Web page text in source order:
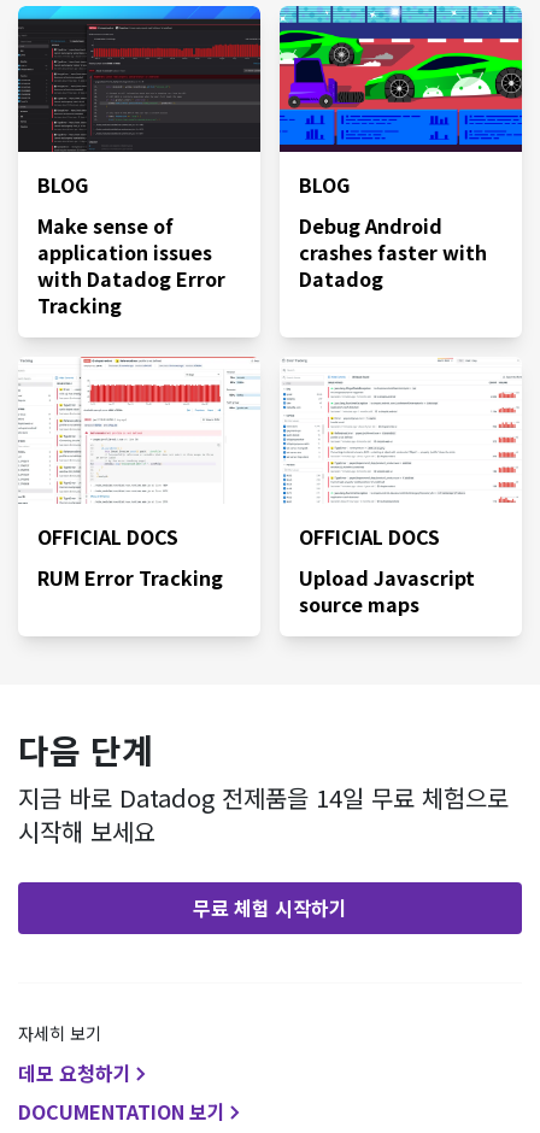
BLOG
Make sense of
application issues
with Datadog Error
Tracking
BLOG
Debug Android
crashes faster with
Datadog
OFFICIAL DOCS
RUM Error Tracking
OFFICIAL DOCS
Upload Javascript
source maps
다음 단계
지금 바로 Datadog 전제품을 14일 무료 체험으로
시작해 보세요
무료 체험 시작하기
자세히 보기
데모 요청하기
DOCUMENTATION 보기